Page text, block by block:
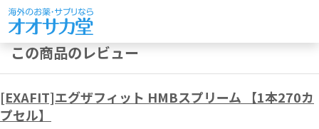
この商品のレビュー
[EXAFIT]エグザフィット HMBスプリーム 【1本270カ
プセル】